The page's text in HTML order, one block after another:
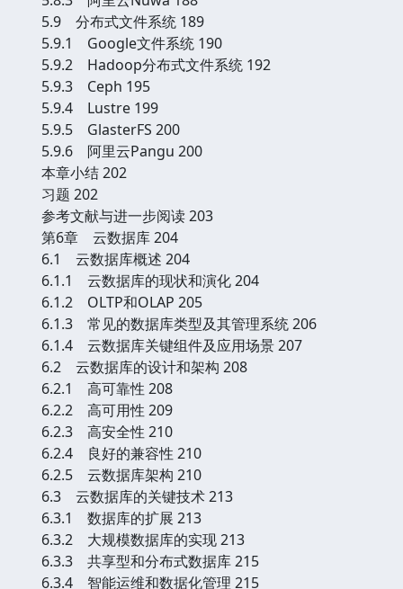
5.9 分布式文件系统 189
5.9.1 Google文件系统 190
5.9.2 Hadoop分布式文件系统 192
5.9.3 Ceph 195
5.9.4 Lustre 199
5.9.5 GlasterFS 200
5.9.6 阿里云Pangu 200
本章小结 202
习题 202
参考文献与进一步阅读 203
第6章 云数据库 204
6.1 云数据库概述 204
6.1.1 云数据库的现状和演化 204
6.1.2 OLTP和OLAP 205
6.1.3 常见的数据库类型及其管理系统 206
6.1.4 云数据库关键组件及应用场景 207
6.2 云数据库的设计和架构 208
6.2.1 高可靠性 208
6.2.2 高可用性 209
6.2.3 高安全性 210
6.2.4 良好的兼容性 210
6.2.5 云数据库架构 210
6.3 云数据库的关键技术 213
6.3.1 数据库的扩展 213
6.3.2 大规模数据库的实现 213
6.3.3 共享型和分布式数据库 215
6.3.4 智能运维和数据化管理 215